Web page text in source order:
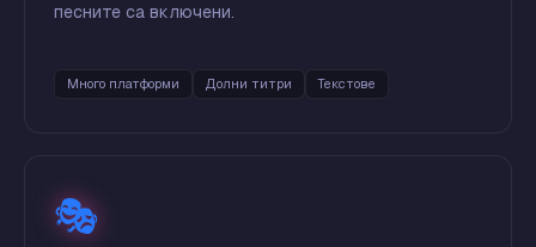
песните са включени.
Много платформи Долни титри Текстове
🎭